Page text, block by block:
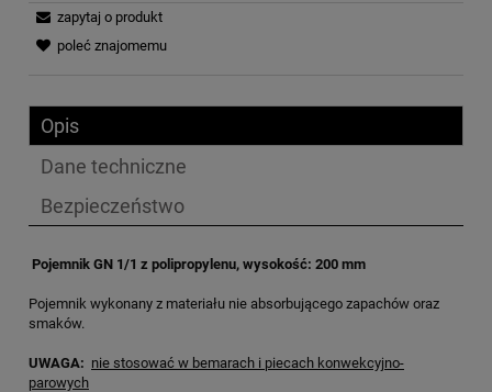
zapytaj o produkt
poleć znajomemu
Opis
Dane techniczne
Bezpieczeństwo
Pojemnik GN 1/1 z polipropylenu, wysokość: 200 mm
Pojemnik wykonany z materiału nie absorbującego zapachów oraz
smaków.
UWAGA: nie stosować w bemarach i piecach konwekcyjno-
parowych